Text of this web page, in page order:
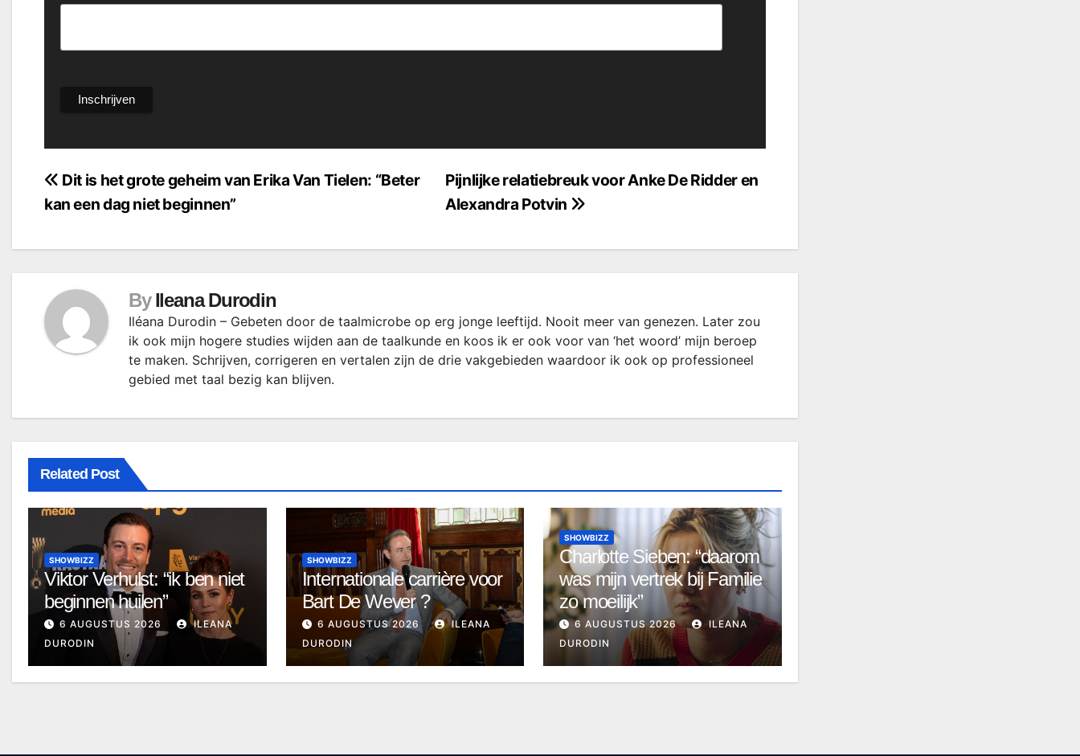
Bericht
navigatie
Pijnlijke relatiebreuk voor Anke De Ridder en
Alexandra Potvin
Dit is het grote geheim van Erika Van Tielen: “Beter
kan een dag niet beginnen”
By Ileana Durodin
Iléana Durodin – Gebeten door de taalmicrobe op erg jonge leeftijd. Nooit meer van genezen. Later zou
ik ook mijn hogere studies wijden aan de taalkunde en koos ik er ook voor van ‘het woord’ mijn beroep
te maken. Schrijven, corrigeren en vertalen zijn de drie vakgebieden waardoor ik ook op professioneel
gebied met taal bezig kan blijven.
Related Post
SHOWBIZZ
Viktor Verhulst: “ik ben niet
beginnen huilen”
6 AUGUSTUS 2026
ILEANA
DURODIN
SHOWBIZZ
Internationale carrière voor
Bart De Wever ?
6 AUGUSTUS 2026
ILEANA
DURODIN
SHOWBIZZ
Charlotte Sieben: “daarom
was mijn vertrek bij Familie
zo moeilijk”
6 AUGUSTUS 2026
ILEANA
DURODIN